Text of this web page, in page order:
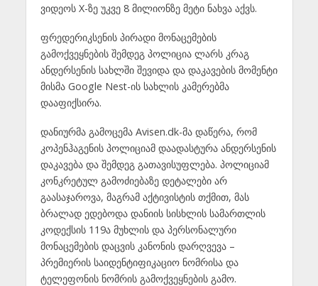
ვიდეოს X-ზე უკვე 8 მილიონზე მეტი ნახვა აქვს.
ფრედერიკსენის პირადი მონაცემების
გამოქვეყნების შემდეგ პოლიცია ლარს კრაგ
ანდერსენის სახლში შევიდა და დაკავების მომენტი
მისმა Google Nest-ის სახლის კამერებმა
დააფიქსირა.
დანიურმა გამოცემა Avisen.dk-მა დაწერა, რომ
კოპენჰაგენის პოლიციამ დაადასტურა ანდერსენის
დაკავება და შემდეგ გათავისუფლება. პოლიციამ
კონკრეტულ გამოძიებაზე დეტალები არ
გაასაჯაროვა, მაგრამ აქტივისტის თქმით, მას
ბრალად ედებოდა დანიის სისხლის სამართლის
კოდექსის 119ა მუხლის და პერსონალური
მონაცემების დაცვის კანონის დარღვევა –
პრემიერის საიდენტიფიკაციო ნომრისა და
ტელეფონის ნომრის გამოქვეყნების გამო.